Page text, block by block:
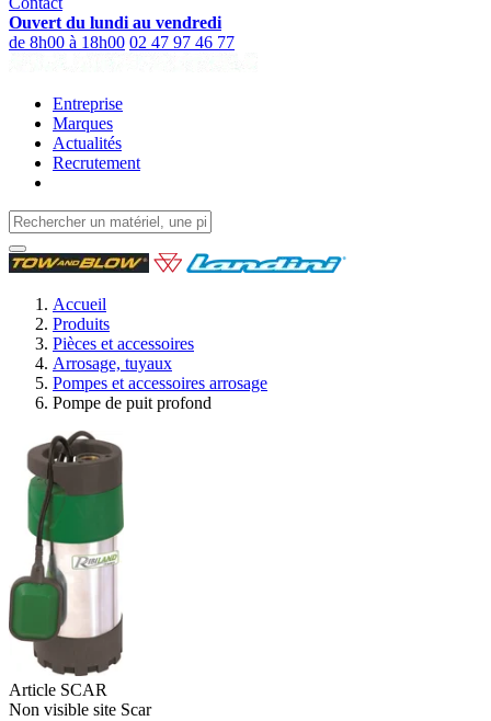
Ouvert du lundi au vendredi
de 8h00 à 18h00 02 47 97 46 77
Entreprise
Marques
Actualités
Recrutement
Accueil
Produits
Pièces et accessoires
Arrosage, tuyaux
Pompes et accessoires arrosage
Pompe de puit profond
Article SCAR
Non visible site Scar